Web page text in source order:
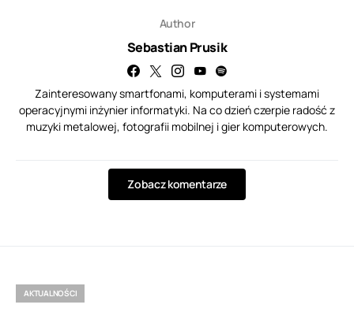
Author
Sebastian Prusik
Zainteresowany smartfonami, komputerami i systemami
operacyjnymi inżynier informatyki. Na co dzień czerpie radość z
muzyki metalowej, fotografii mobilnej i gier komputerowych.
Zobacz komentarze
AKTUALNOŚCI